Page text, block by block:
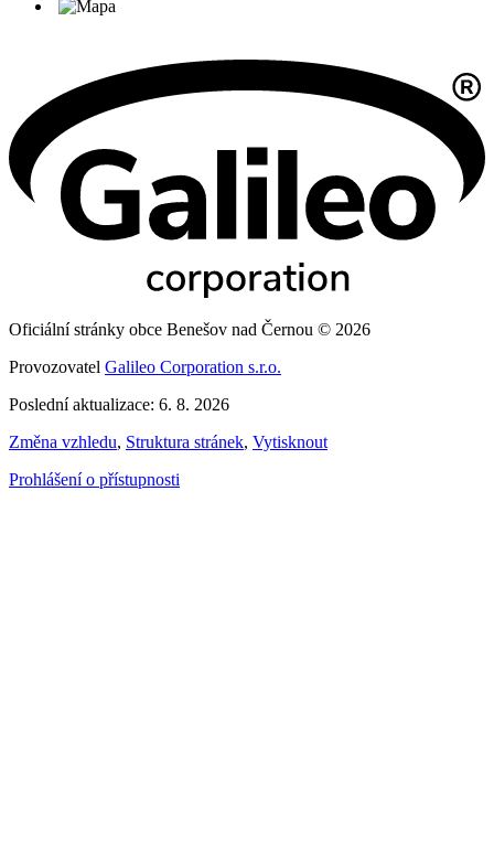
Oficiální stránky obce Benešov nad Černou © 2026
Provozovatel Galileo Corporation s.r.o.
Poslední aktualizace: 6. 8. 2026
Změna vzhledu, Struktura stránek, Vytisknout
Prohlášení o přístupnosti